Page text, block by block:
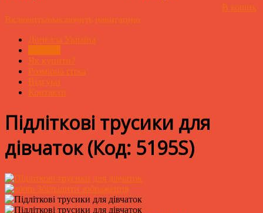
В кошик
Включить/выключить навигацию
Донелла Україна
Як купити?
Розмірна сітка
Відгуки
Контакти
Підліткові трусики для
дівчаток(Код: 5195S)
Збільшити зображення